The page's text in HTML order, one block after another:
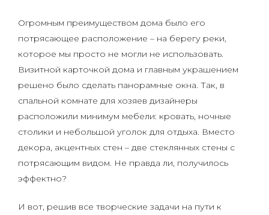
Огромным преимуществом дома было его
потрясающее расположение – на берегу реки,
которое мы просто не могли не использовать.
Визитной карточкой дома и главным украшением
решено было сделать панорамные окна. Так, в
спальной комнате для хозяев дизайнеры
расположили минимум мебели: кровать, ночные
столики и небольшой уголок для отдыха. Вместо
декора, акцентных стен – две стеклянных стены с
потрясающим видом. Не правда ли, получилось
эффектно?
И вот, решив все творческие задачи на пути к